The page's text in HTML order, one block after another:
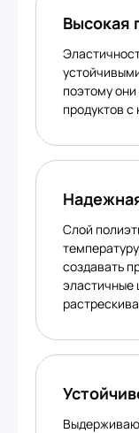
Высокая
поэтому
продуктов
Слой
создавать
эластичные